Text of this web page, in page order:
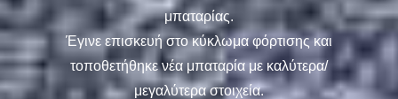
μπαταρίας.
Έγινε επισκευή στο κύκλωμα φόρτισης και
τοποθετήθηκε νέα μπαταρία με καλύτερα/
μεγαλύτερα στοιχεία.